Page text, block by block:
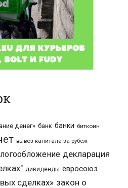
денег» банк банки биткоин
вывоз капитала за рубеж
декларация
дивиденды евросоюз
сделках» закон о